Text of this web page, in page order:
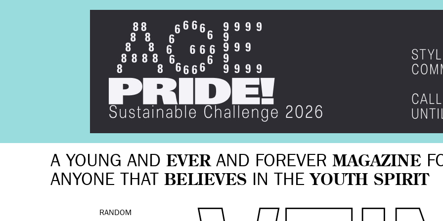
A YOUNG AND EVERAND FOREVER MAGAZINE
ANYONE THAT BELIEVES IN THE YOUTH SPIRIT
RANDOM